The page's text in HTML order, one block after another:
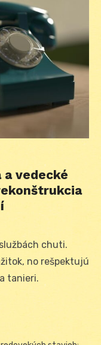
vedecké
chuti.
no rešpektujú
tanieri.